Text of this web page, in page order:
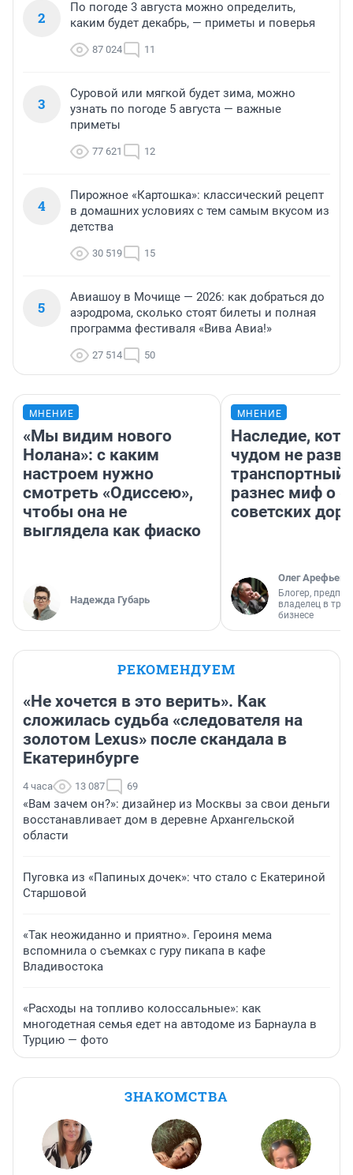
2
По погоде 3 августа можно определить,
каким будет декабрь, — приметы и поверья
87 024 11
3
Суровой или мягкой будет зима, можно
узнать по погоде 5 августа — важные
приметы
77 621 12
4
Пирожное «Картошка»: классический рецепт
в домашних условиях с тем самым вкусом из
детства
30 519 15
5
Авиашоу в Мочище — 2026: как добраться до
аэродрома, сколько стоят билеты и полная
программа фестиваля «Вива Авиа!»
27 514 50
МНЕНИЕ
«Мы видим нового
Нолана»: с каким
настроем нужно
смотреть «Одиссею»,
чтобы она не
выглядела как фиаско
Надежда Губарь
МНЕНИЕ
Наследие,
чудом не
транспортный
разнес миф о
советских
Олег Арефьев
Блогер,
владелец в
бизнесе
РЕКОМЕНДУЕМ
«Не хочется в это верить». Как
сложилась судьба «следователя на
золотом Lexus» после скандала в
Екатеринбурге
4 часа 13 087 69
«Вам зачем он?»: дизайнер из Москвы за свои деньги
восстанавливает дом в деревне Архангельской
области
Пуговка из «Папиных дочек»: что стало с Екатериной
Старшовой
«Так неожиданно и приятно». Героиня мема
вспомнила о съемках с гуру пикапа в кафе
Владивостока
«Расходы на топливо колоссальные»: как
многодетная семья едет на автодоме из Барнаула в
Турцию — фото
ЗНАКОМСТВА